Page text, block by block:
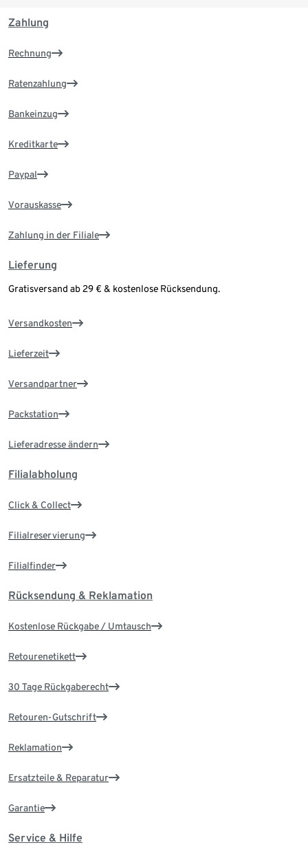
Zahlung
Rechnung
Ratenzahlung
Bankeinzug
Kreditkarte
Paypal
Vorauskasse
Zahlung in der Filiale
Lieferung
Gratisversand ab 29 € & kostenlose Rücksendung.
Versandkosten
Lieferzeit
Versandpartner
Packstation
Lieferadresse ändern
Filialabholung
Click & Collect
Filialreservierung
Filialfinder
Rücksendung & Reklamation
Kostenlose Rückgabe / Umtausch
Retourenetikett
30 Tage Rückgaberecht
Retouren-Gutschrift
Reklamation
Ersatzteile & Reparatur
Garantie
Service & Hilfe